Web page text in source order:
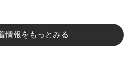
情報をもっとみる